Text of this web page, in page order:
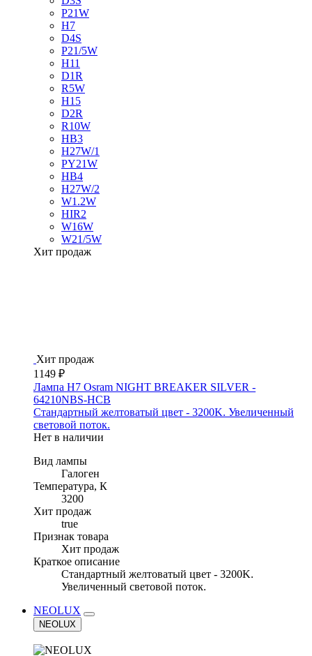
P21W
H7
D4S
P21/5W
H11
D1R
R5W
H15
D2R
R10W
HB3
H27W/1
PY21W
HB4
H27W/2
W1.2W
HIR2
W16W
W21/5W
Хит продаж
Хит продаж
1149 ₽
Лампа H7 Osram NIGHT BREAKER SILVER -
64210NBS-HCB
Стандартный желтоватый цвет - 3200K. Увеличенный
световой поток.
Нет в наличии
Вид лампы
Галоген
Температура, К
3200
Хит продаж
true
Признак товара
Хит продаж
Краткое описание
Стандартный желтоватый цвет - 3200K.
Увеличенный световой поток.
NEOLUX
NEOLUX